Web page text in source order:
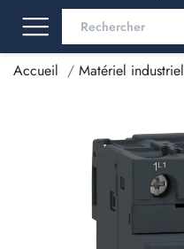
Accueil Matériel industriel